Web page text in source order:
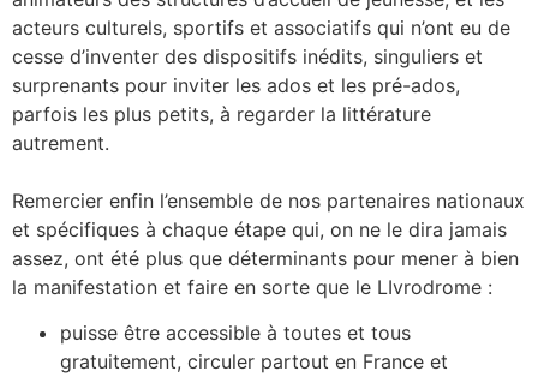
acteurs culturels, sportifs et associatifs qui n’ont eu de
cesse d’inventer des dispositifs inédits, singuliers et
surprenants pour inviter les ados et les pré-ados,
parfois les plus petits, à regarder la littérature
autrement.
Remercier enfin l’ensemble de nos partenaires nationaux
et spécifiques à chaque étape qui, on ne le dira jamais
assez, ont été plus que déterminants pour mener à bien
la manifestation et faire en sorte que le LIvrodrome :
puisse être accessible à toutes et tous
gratuitement, circuler partout en France et